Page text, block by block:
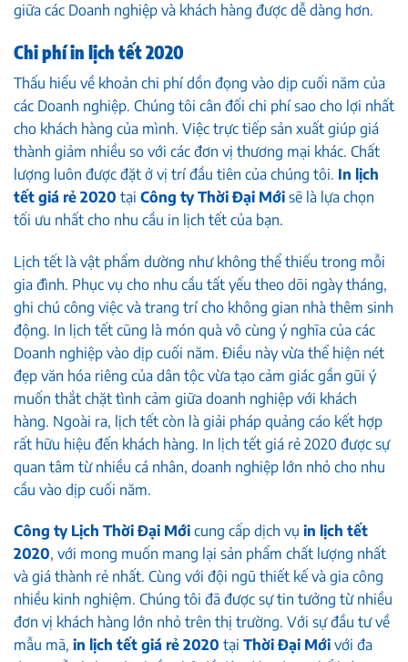
giữa các Doanh nghiệp và khách hàng được dễ dàng hơn.
Chi phí in lịch tết 2020
Thấu hiểu về khoản chi phí dồn đọng vào dịp cuối năm của
các Doanh nghiệp. Chúng tôi cân đối chi phí sao cho lợi nhất
cho khách hàng của mình. Việc trực tiếp sản xuất giúp giá
thành giảm nhiều so với các đơn vị thương mại khác. Chất
lượng luôn được đặt ở vị trí đầu tiên của chúng tôi. In lịch
tết giá rẻ 2020 tại Công ty Thời Đại Mới sẽ là lựa chọn
tối ưu nhất cho nhu cầu in lịch tết của bạn.
Lịch tết là vật phẩm dường như không thể thiếu trong mỗi
gia đình. Phục vụ cho nhu cầu tất yếu theo dõi ngày tháng,
ghi chú công việc và trang trí cho không gian nhà thêm sinh
động. In lịch tết cũng là món quà vô cùng ý nghĩa của các
Doanh nghiệp vào dịp cuối năm. Điều này vừa thể hiện nét
đẹp văn hóa riêng của dân tộc vừa tạo cảm giác gần gũi ý
muốn thắt chặt tình cảm giữa doanh nghiệp với khách
hàng. Ngoài ra, lịch tết còn là giải pháp quảng cáo kết hợp
rất hữu hiệu đến khách hàng. In lịch tết giá rẻ 2020 được sự
quan tâm từ nhiều cá nhân, doanh nghiệp lớn nhỏ cho nhu
cầu vào dịp cuối năm.
Công ty Lịch Thời Đại Mới cung cấp dịch vụ in lịch tết
2020, với mong muốn mang lại sản phẩm chất lượng nhất
và giá thành rẻ nhất. Cùng với đội ngũ thiết kế và gia công
nhiều kinh nghiệm. Chúng tôi đã được sự tin tưởng từ nhiều
đơn vị khách hàng lớn nhỏ trên thị trường. Với sự đầu tư về
mẫu mã, in lịch tết giá rẻ 2020 tại Thời Đại Mới với đa